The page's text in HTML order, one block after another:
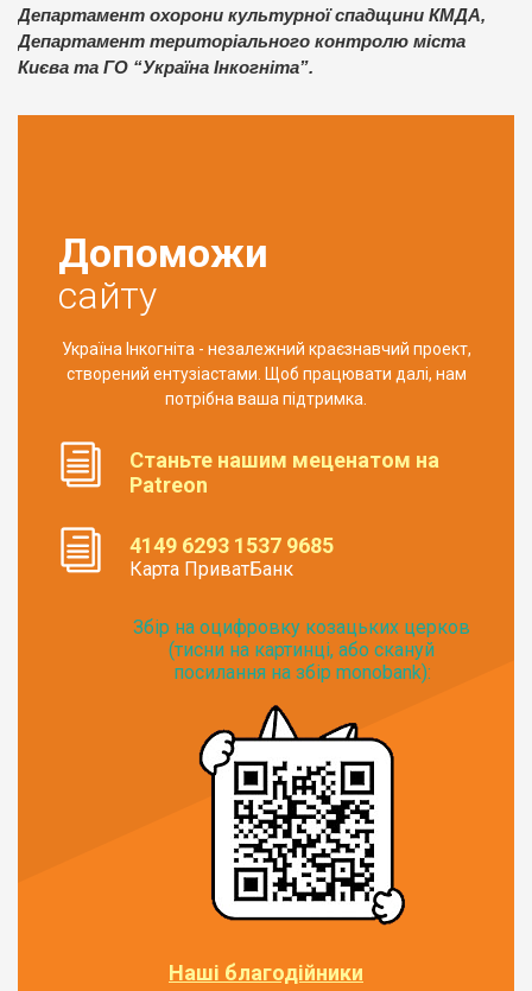
Департамент охорони культурної спадщини КМДА,
Департамент територіального контролю міста
Києва та ГО “Україна Інкогніта”.
Допоможи
сайту
Україна Інкогніта - незалежний краєзнавчий проект,
створений ентузіастами. Щоб працювати далі, нам
потрібна ваша підтримка.
Станьте нашим меценатом на
Patreon
4149 6293 1537 9685
Карта ПриватБанк
Збір на оцифровку козацьких церков
(тисни на картинці, або скануй
посилання на збір monobank):
Наші благодійники